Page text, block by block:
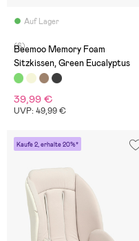
Auf Lager
(6)
Beemoo Memory Foam
Sitzkissen, Green Eucalyptus
39,99 €
UVP: 49,99 €
Kaufe 2, erhalte 20%*